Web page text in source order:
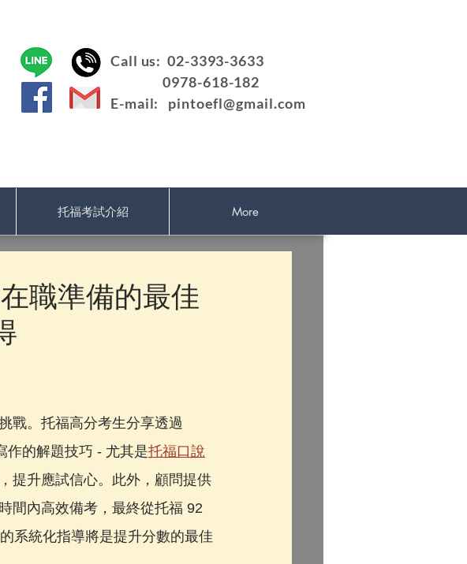
Call us: 02-3393-3633
0978-618-182
E-mail: pintoefl@gmail.com
托福考試介紹 More
職準備的最佳
戰。托福高分考生分享透過
作的解題技巧 - 尤其是托福口說
提升應試信心。此外，顧問提供
間內高效備考，最終從托福 92
系統化指導將是提升分數的最佳